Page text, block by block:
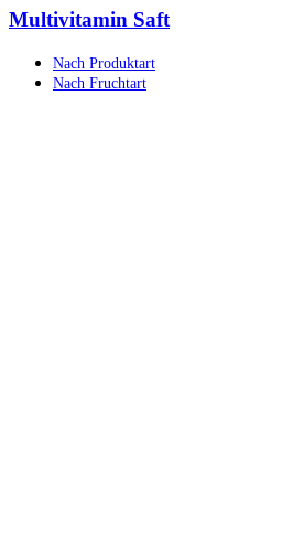
Multivitamin Saft
Nach Produktart
Nach Fruchtart